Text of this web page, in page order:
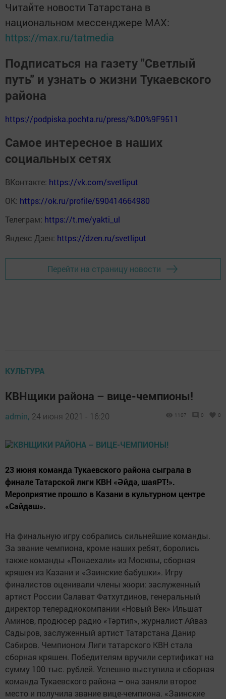
Читайте новости Татарстана в
национальном мессенджере MАХ:
https://max.ru/tatmedia
Подписаться на газету "Светлый
путь" и узнать о жизни Тукаевского
района
https://podpiska.pochta.ru/press/%D0%9F9511
Самое интересное в наших
социальных сетях
ВКонтакте: https://vk.com/svetliput
ОК: https://ok.ru/profile/590414664980
Телеграм: https://t.me/yakti_ul
Яндекс Дзен: https://dzen.ru/svetliput
Перейти на страницу новости
КУЛЬТУРА
КВНщики района – вице-чемпионы!
admin, 24 июня 2021 - 16:20 1107 0 0
23 июня команда Тукаевского района сыграла в
финале Татарской лиги КВН «Әйдә, шаяРТ!».
Мероприятие прошло в Казани в культурном центре
«Сайдаш».
На финальную игру собрались сильнейшие команды.
За звание чемпиона, кроме наших ребят, боролись
также команды «Понаехали» из Москвы, сборная
кряшен из Казани и «Заинские бабушки». Игру
финалистов оценивали члены жюри: заслуженный
артист России Салават Фатхутдинов, генеральный
директор телерадиокомпании «Новый Век» Ильшат
Аминов, продюсер радио «Тәртип», журналист Айваз
Садыров, заслуженный артист Татарстана Данир
Сабиров. Чемпионом Лиги татарского КВН стала
сборная кряшен. Победителям вручили сертификат на
сумму 100 тыс. рублей. Успешно выступила и сборная
команда Тукаевского района – она заняли второе
место и получила звание вице-чемпиона. «Заинские